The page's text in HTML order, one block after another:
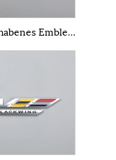
3D-erhabenes Emblem